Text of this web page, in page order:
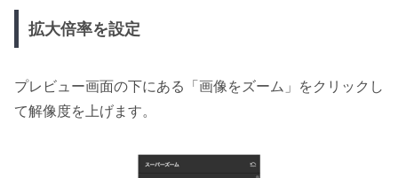
拡大倍率を設定
プレビュー画面の下にある「画像をズーム」をクリックし
て解像度を上げます。